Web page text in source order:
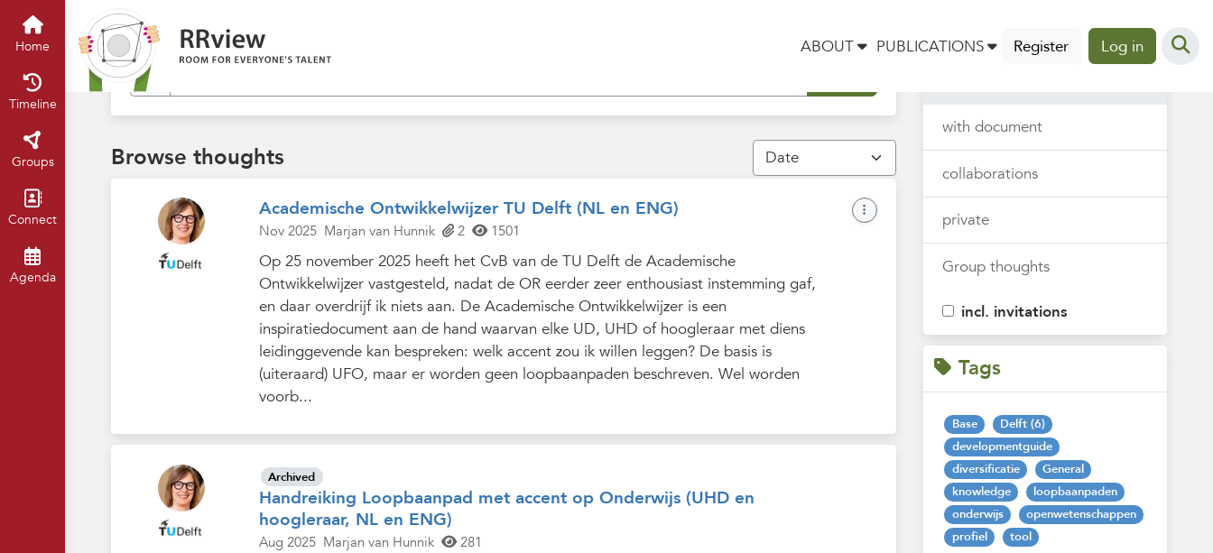
ABOUT PUBLICATIONS Register Log in
Home
Timeline
Groups
Connect
Agenda
Find in my thoughts
Browse thoughts
Academische Ontwikkelwijzer TU Delft (NL en ENG)
Nov 2025 Marjan van Hunnik 2 1501
Op 25 november 2025 heeft het CvB van de TU Delft de Academische
Ontwikkelwijzer vastgesteld, nadat de OR eerder zeer enthousiast instemming gaf,
en daar overdrijf ik niets aan. De Academische Ontwikkelwijzer is een
inspiratiedocument aan de hand waarvan elke UD, UHD of hoogleraar met diens
leidinggevende kan bespreken: welk accent zou ik willen leggen? De basis is
(uiteraard) UFO, maar er worden geen loopbaanpaden beschreven. Wel worden
voorb...
Handreiking Loopbaanpad met accent op Onderwijs (UHD en
hoogleraar, NL en ENG)
Archived
Aug 2025 Marjan van Hunnik 281
Thoughts
with document
collaborations
private
Group thoughts
incl. invitations
Tags
Base
Delft (6)
developmentguide
diversificatie
General
knowledge
loopbaanpaden
onderwijs
openwetenschappen
profiel
tool